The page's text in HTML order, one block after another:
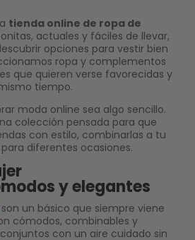
tienda online de ropa de
actuales y fáciles de llevar,
opciones para vestir bien
ropa y complementos
que quieren verse favorecidas y
tiempo.
moda online sea algo sencillo.
colección pensada para que
con estilo, combinarlas a tu
diferentes ocasiones.
y elegantes
son un básico que siempre viene
cómodos, combinables y
con un aire cuidado sin